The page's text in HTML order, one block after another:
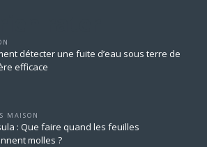
détecter une fuite d’eau sous terre de
efficace
MAISON
: Que faire quand les feuilles
molles ?